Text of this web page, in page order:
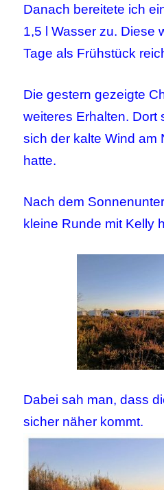
Danach bereitete ich
1,5 l Wasser zu. Diese
Tage als Frühstück
Die gestern gezeigte
weiteres Erhalten. Dort
sich der kalte Wind am
hatte.
Nach dem
kleine Runde mit Kelly
Dabei sah man, dass
sicher näher kommt.